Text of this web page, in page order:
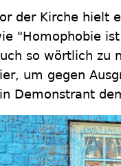
der Kirche hielt
"Homophobie
so wörtlich zu
um gegen
Demonstrant